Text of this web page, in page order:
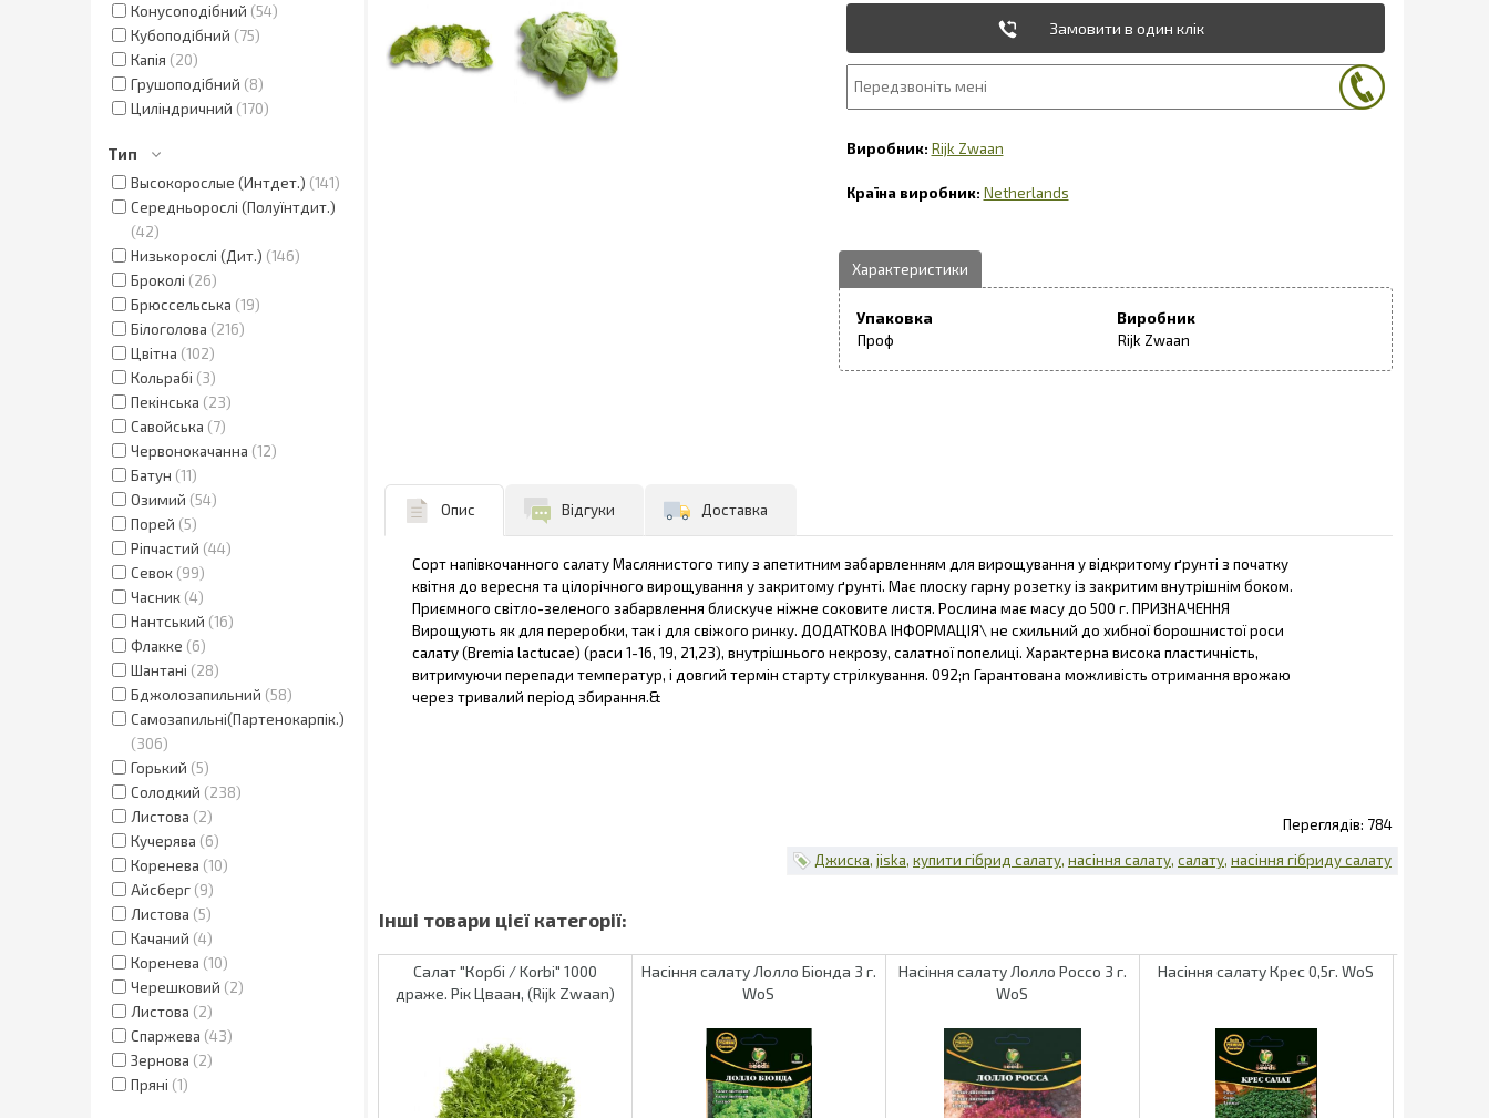
Конусоподібний
54
Кубоподібний
75
Капія
20
Грушоподібний
8
Циліндричний 170
Тип
Высокорослые (Интдет.) 141
Середньорослі (Полуїнтдит.)
42
Низькорослі (Дит.) 146
Броколі
26
Брюссельська 19
Білоголова
216
Цвітна 102
Кольрабі
3
Пекінська
23
Савойська
7
Червонокачанна 12
Батун 11
Озимий
54
Порей
5
Ріпчастий 44
Севок 99
Часник 4
Нантський 16
Флакке
6
Шантані
28
Бджолозапильний
58
Самозапильні(Партенокарпік.)
306
Горький
5
Солодкий
238
Листова
2
Кучерява
6
Коренева 10
Айсберг 9
Листова
5
Качаний 4
Коренева 10
Черешковий
2
Листова
2
Спаржева 43
Зернова
2
Пряні 1
Замовити в один клік
Rijk Zwaan
Netherlands
Упаковка
Проф
Виробник
Rijk Zwaan
Опис Відгуки Доставка
Сорт напівкочанного салату Маслянистого типу з апетитним забарвленням для вирощування у відкритому ґрунті з початку
квітня до вересня та цілорічного вирощування у закритому ґрунті. Має плоску гарну розетку із закритим внутрішнім боком.
Приємного світло-зеленого забарвлення блискуче ніжне соковите листя. Рослина має масу до 500 г. ПРИЗНАЧЕННЯ
Вирощують як для переробки, так і для свіжого ринку. ДОДАТКОВА ІНФОРМАЦІЯ\ не схильний до хибної борошнистої роси
салату (Bremia lactucae) (раси 1-16, 19, 21,23), внутрішнього некрозу, салатної попелиці. Характерна висока пластичність,
витримуючи перепади температур, і довгий термін старту стрілкування. 092;n Гарантована можливість отримання врожаю
через тривалий період збирання.&
784
Джиска jiska купити гібрид салату насіння салату салату насіння гібриду салату
Салат "Корбі / Korbi" 1000
драже. Рік Цваан, (Rijk Zwaan)
Насіння салату Лолло Біонда 3 г.
WoS
Насіння салату Лолло Россо 3 г.
WoS
Насіння салату Крес 0,5г. WoS